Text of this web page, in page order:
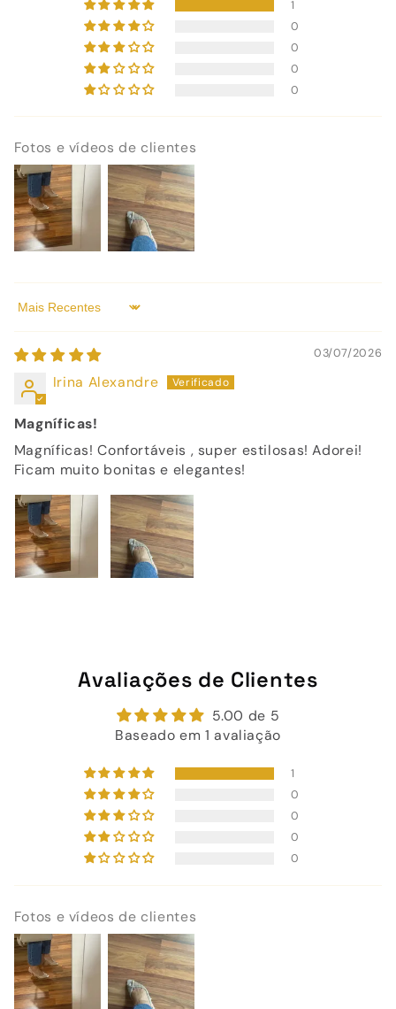
1
0
0
0
0
Fotos e vídeos de clientes
Sort by
03/07/2026
Irina Alexandre
Magníficas!
Magníficas! Confortáveis , super estilosas! Adorei!
Ficam muito bonitas e elegantes!
Avaliações de Clientes
5.00 de 5
Baseado em 1 avaliação
1
0
0
0
0
Fotos e vídeos de clientes